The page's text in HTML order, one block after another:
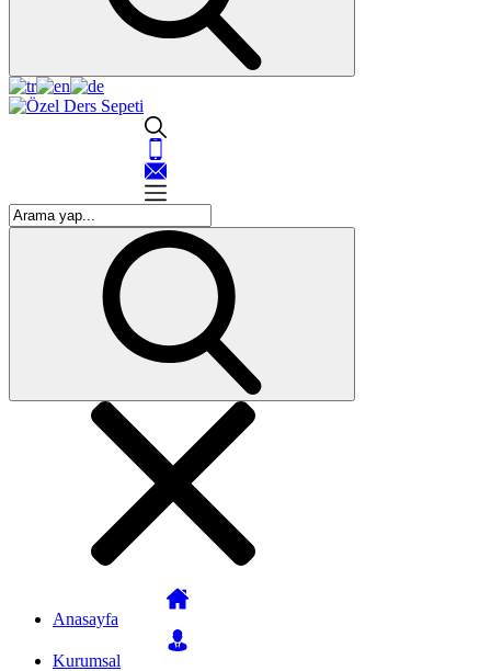
Anasayfa
Kurumsal